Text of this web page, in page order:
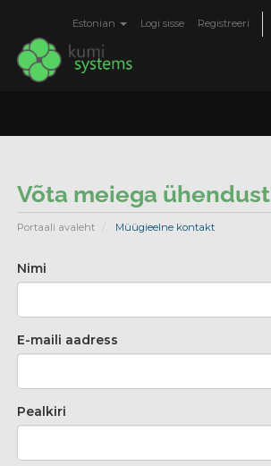
Estonian Logi sisse Registreeri
Võta meiega ühendust
Portaali avaleht Müügieelne kontakt
Nimi
E-maili aadress
Pealkiri